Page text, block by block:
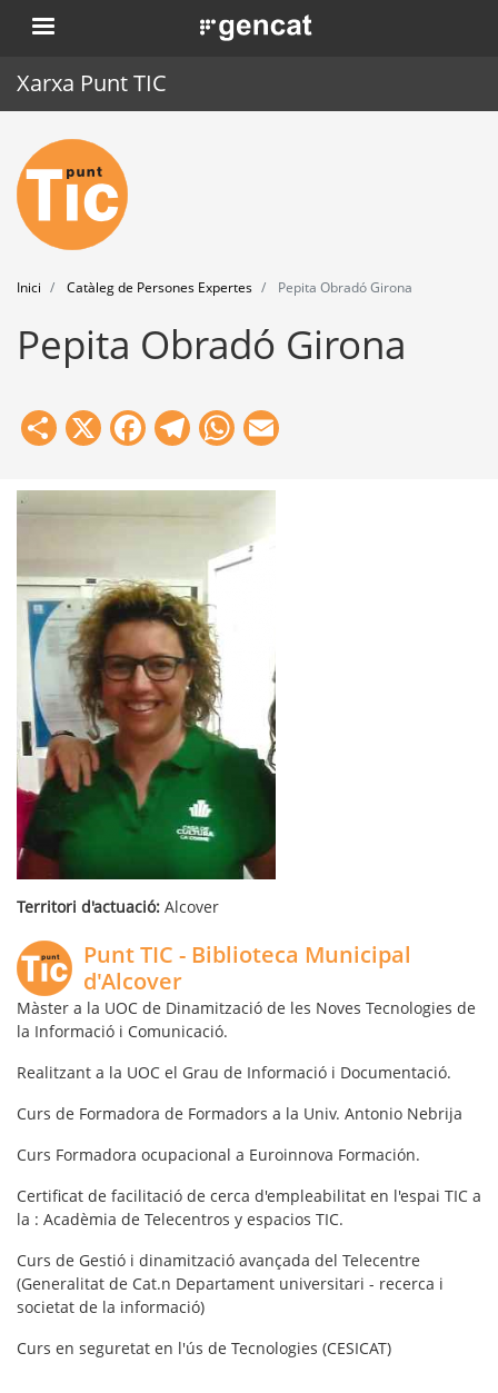
Vés
al
. Obre en una nova finestra.
Xarxa Punt TIC
Inici
Punt TIC
Actualitat
Agenda
Formació
Eines
Inici Catàleg de Persones Expertes Pepita Obradó Girona
Pepita Obradó Girona
Share
X Facebook
Telegram
WhatsApp
Territori d'actuació: Alcover
Punt TIC - Biblioteca Municipal
d'Alcover
Màster a la UOC de Dinamització de les Noves Tecnologies de
la Informació i Comunicació.
Realitzant a la UOC el Grau de Informació i Documentació.
Curs de Formadora de Formadors a la Univ. Antonio Nebrija
Curs Formadora ocupacional a Euroinnova Formación.
Certificat de facilitació de cerca d'empleabilitat en l'espai TIC a
la : Acadèmia de Telecentros y espacios TIC.
Curs de Gestió i dinamització avançada del Telecentre
(Generalitat de Cat.n Departament universitari - recerca i
societat de la informació)
Curs en seguretat en l'ús de Tecnologies (CESICAT)